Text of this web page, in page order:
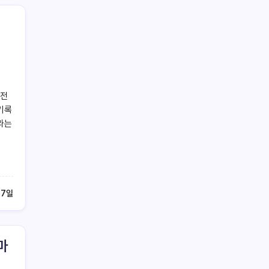
록
는
일